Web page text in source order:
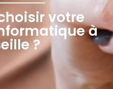
votre
à
?